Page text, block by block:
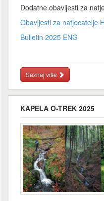
Dodatne obavijesti za
Obavijesti za natjecatelje
Bulletin 2025 ENG
Saznaj više
KAPELA O-TREK 2025